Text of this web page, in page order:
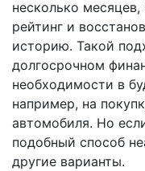
несколько
рейтинг и
историю. Такой
долгосрочном
необходимости в
например, на
автомобиля. Но
подобный способ
другие варианты.